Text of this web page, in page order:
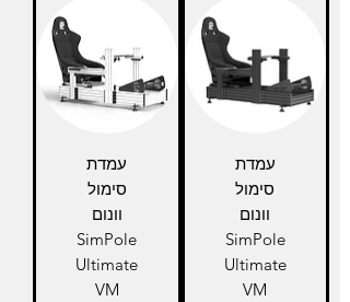
עמדת
סימול
וונום
SimPole
Ultimate
VM
עמדת
סימול
וונום
SimPole
Ultimate
VM